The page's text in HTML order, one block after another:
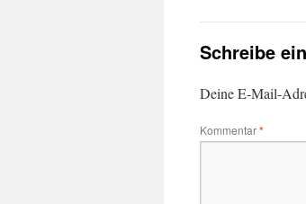
Schreibe
Deine E-Mail-
Kommentar*